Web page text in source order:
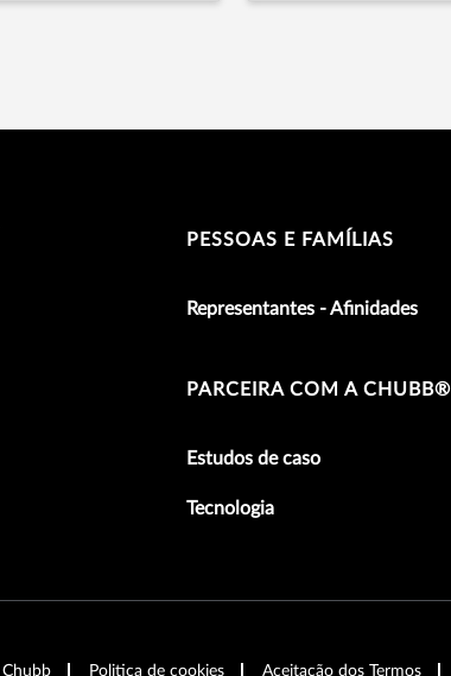
PESSOAS E FAMÍLIAS
Representantes - Afinidades
PARCEIRA COM A CHUBB®
Estudos de caso
Tecnologia
Chubb Politica de cookies Aceitação dos Termos